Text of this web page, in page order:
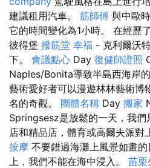
建議租用汽車。 筋師傅 與中歐
它的時間變化為1小時。 在經歷
彼得堡 撥筋堂 幸福 - 克利爾沃
下。 會議點心 Day 復健師證照
Naples/Bonita導致半島西海岸
藝術愛好者可以漫遊林林藝術博
名的奇觀。 團體名稱 Day 搬家
Springsesz是放鬆的一天，我
店和精品店，體育或高爾夫派對
按摩 不要錯過海灘上風景如畫
上，我們不能在海中浸入。 苗栗